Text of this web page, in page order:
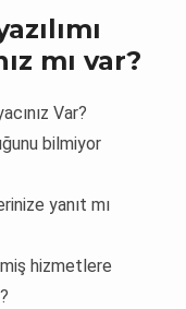
mı var?
Var?
bilmiyor
yanıt mı
hizmetlere